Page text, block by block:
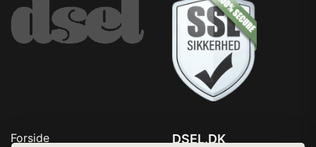
Forside
DSEL.DK